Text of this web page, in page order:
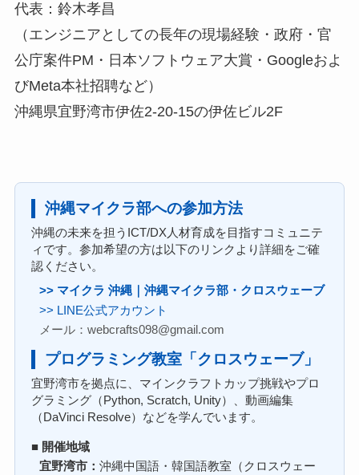
代表：鈴木孝昌
（エンジニアとしての長年の現場経験・政府・官
公庁案件PM・日本ソフトウェア大賞・Googleおよ
びMeta本社招聘など）
沖縄県宜野湾市伊佐2-20-15の伊佐ビル2F
沖縄マイクラ部への参加方法
沖縄の未来を担うICT/DX人材育成を目指すコミュニテ
ィです。参加希望の方は以下のリンクより詳細をご確
認ください。
>> マイクラ 沖縄｜沖縄マイクラ部・クロスウェーブ
>> LINE公式アカウント
メール：webcrafts098@gmail.com
プログラミング教室「クロスウェーブ」
宜野湾市を拠点に、マインクラフトカップ挑戦やプロ
グラミング（Python, Scratch, Unity）、動画編集
（DaVinci Resolve）などを学んでいます。
■ 開催地域
宜野湾市： 沖縄中国語・韓国語教室（クロスウェー